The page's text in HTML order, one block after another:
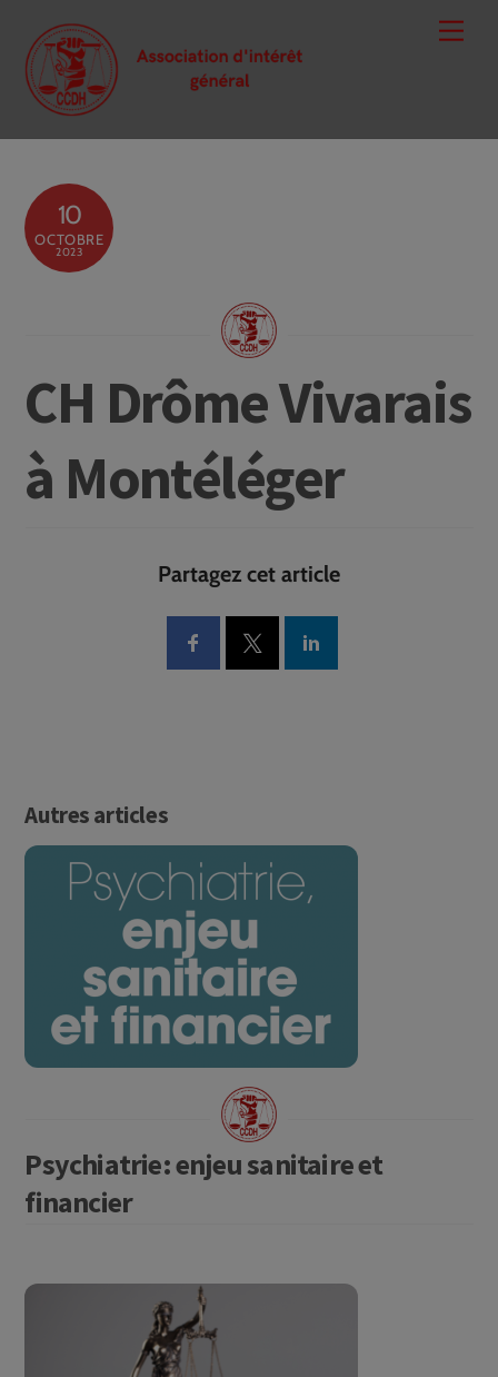
content
10
OCTOBRE
2023
CH Drôme Vivarais
à Montéléger
Partagez cet article
Autres articles
Psychiatrie: enjeu sanitaire et
financier